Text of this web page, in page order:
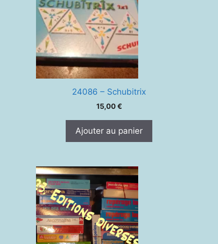
24086 – Schubitrix
15,00€
Ajouter au panier